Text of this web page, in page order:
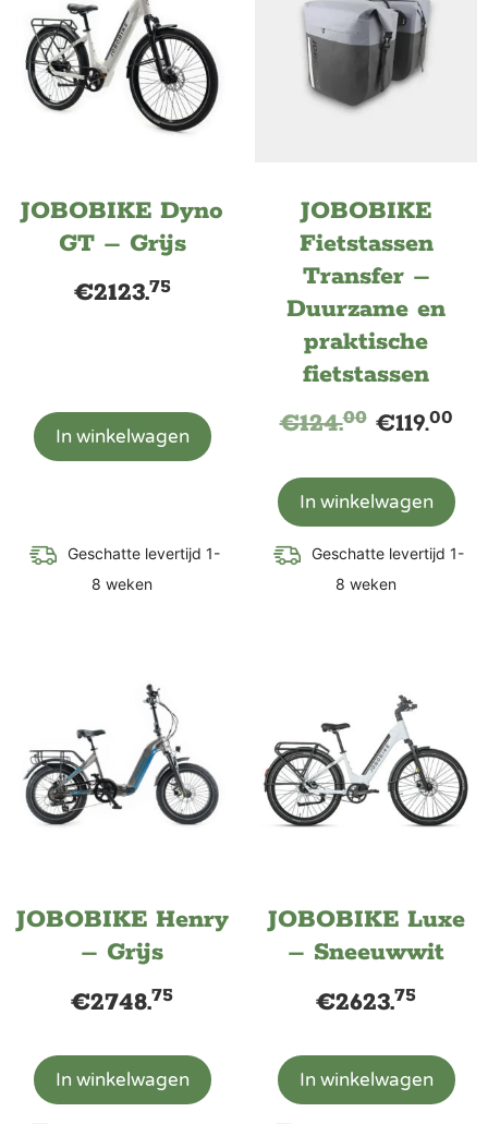
JOBOBIKE Dyno
GT – Grijs
€2123.75
In winkelwagen
Geschatte levertijd 1-
8 weken
JOBOBIKE
Fietstassen
Transfer –
Duurzame en
praktische
fietstassen
€124.00 €119.00
In winkelwagen
Geschatte levertijd 1-
8 weken
JOBOBIKE Henry
– Grijs
€2748.75
In winkelwagen
JOBOBIKE Luxe
– Sneeuwwit
€2623.75
In winkelwagen